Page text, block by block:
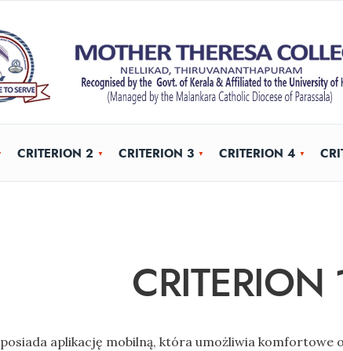
CRITERION 2 CRITERION 3 CRITERION 4
CRITERION
posiada aplikację mobilną, która umożliwia komfortowe